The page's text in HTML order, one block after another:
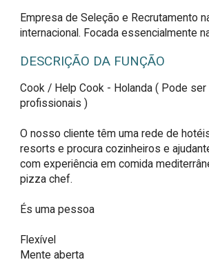
Empresa de Seleção e Recrutamento
internacional. Focada essencialmente
DESCRIÇÃO DA FUNÇÃO
Cook / Help Cook - Holanda ( Pode ser
profissionais )
O nosso cliente têm uma rede de
resorts e procura cozinheiros e
com experiência em comida
pizza chef.
És uma pessoa
Flexível
Mente aberta